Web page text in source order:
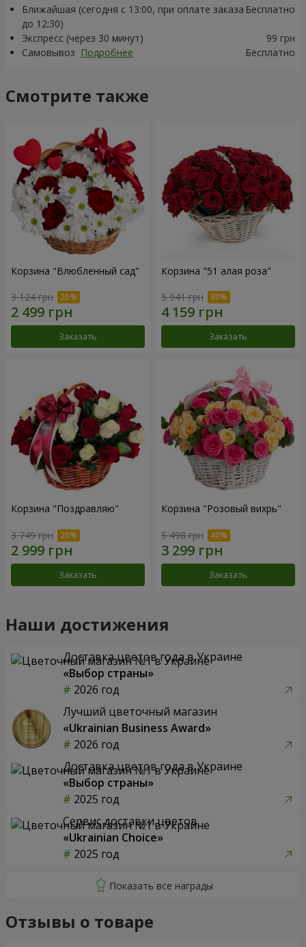
Ближайшая (сегодня с 13:00, при оплате заказа
до 12:30)
Бесплатно
Экспресс (через 30 минут)
99 грн
Самовывоз Подробнее Бесплатно
Смотрите также
Корзина "Влюбленный сад"
3 124 грн
Заказать
Корзина "51 алая роза"
5 941 грн
Заказать
Корзина "Поздравляю"
3 749 грн
Заказать
Корзина "Розовый вихрь"
5 498 грн
Заказать
Наши достижения
Доставка цветов года в Украине
«Выбор страны»
2026 год
Лучший цветочный магазин
«Ukrainian Business Award»
2026 год
Доставка цветов года в Украине
«Выбор страны»
2025 год
Сервис доставки цветов
«Ukrainian Choice»
2025 год
Отзывы о товаре